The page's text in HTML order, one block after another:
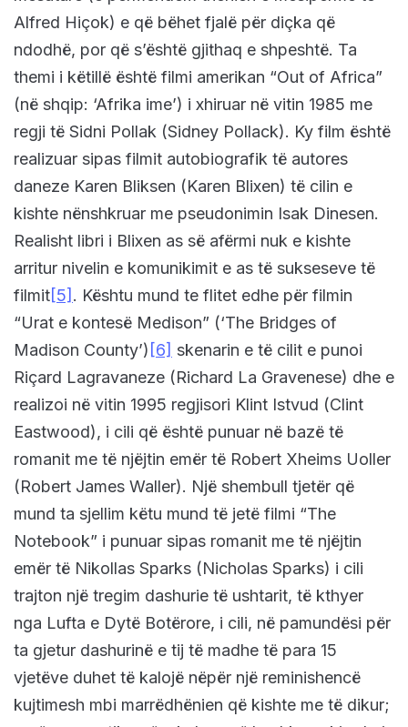
Alfred Hiçok) e që bëhet fjalë për diçka që
ndodhë, por që s’është gjithaq e shpeshtë. Ta
themi i këtillë është filmi amerikan “Out of Africa”
(në shqip: ‘Afrika ime’) i xhiruar në vitin 1985 me
regji të Sidni Pollak (Sidney Pollack). Ky film është
realizuar sipas filmit autobiografik të autores
daneze Karen Bliksen (Karen Blixen) të cilin e
kishte nënshkruar me pseudonimin Isak Dinesen.
Realisht libri i Blixen as së afërmi nuk e kishte
arritur nivelin e komunikimit e as të sukseseve të
filmit[5] . Kështu mund te flitet edhe për filmin
“Urat e kontesë Medison” (‘The Bridges of
Madison County’) [6] skenarin e të cilit e punoi
Riçard Lagravaneze (Richard La Gravenese) dhe e
realizoi në vitin 1995 regjisori Klint Istvud (Clint
Eastwood), i cili që është punuar në bazë të
romanit me të njëjtin emër të Robert Xheims Uoller
(Robert James Waller). Një shembull tjetër që
mund ta sjellim këtu mund të jetë filmi “The
Notebook” i punuar sipas romanit me të njëjtin
emër të Nikollas Sparks (Nicholas Sparks) i cili
trajton një tregim dashurie të ushtarit, të kthyer
nga Lufta e Dytë Botërore, i cili, në pamundësi për
ta gjetur dashurinë e tij të madhe të para 15
vjetëve duhet të kalojë nëpër një reminishencë
kujtimesh mbi marrëdhënien që kishte me të dikur;